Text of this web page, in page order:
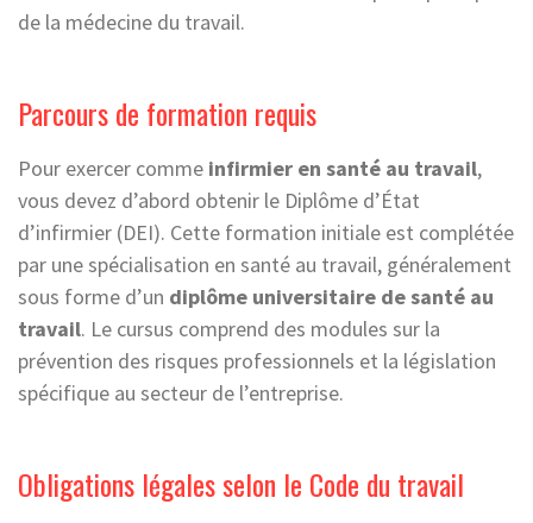
de la médecine du travail.
Parcours de formation requis
Pour exercer comme infirmier en santé au travail,
vous devez d’abord obtenir le Diplôme d’État
d’infirmier (DEI). Cette formation initiale est complétée
par une spécialisation en santé au travail, généralement
sous forme d’un diplôme universitaire de santé au
travail. Le cursus comprend des modules sur la
prévention des risques professionnels et la législation
spécifique au secteur de l’entreprise.
Obligations légales selon le Code du travail